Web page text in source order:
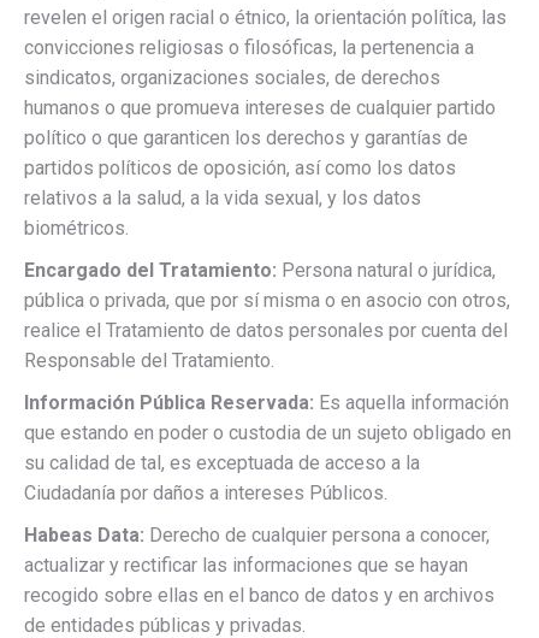
revelen el origen racial o étnico, la orientación política, las
convicciones religiosas o filosóficas, la pertenencia a
sindicatos, organizaciones sociales, de derechos
humanos o que promueva intereses de cualquier partido
político o que garanticen los derechos y garantías de
partidos políticos de oposición, así como los datos
relativos a la salud, a la vida sexual, y los datos
biométricos.
Encargado del Tratamiento: Persona natural o jurídica,
pública o privada, que por sí misma o en asocio con otros,
realice el Tratamiento de datos personales por cuenta del
Responsable del Tratamiento.
Información Pública Reservada: Es aquella información
que estando en poder o custodia de un sujeto obligado en
su calidad de tal, es exceptuada de acceso a la
Ciudadanía por daños a intereses Públicos.
Habeas Data: Derecho de cualquier persona a conocer,
actualizar y rectificar las informaciones que se hayan
recogido sobre ellas en el banco de datos y en archivos
de entidades públicas y privadas.